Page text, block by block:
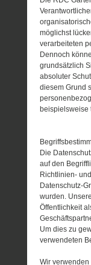
möglichst
verarbeiteten
Dennoch
grundsätzlich
absoluter
diesem Grund
beispielsweise
Die
auf den
Richtlinien-
Datenschutz-
wurden.
Öffentlichkeit
Um dies zu
verwendeten
Wir